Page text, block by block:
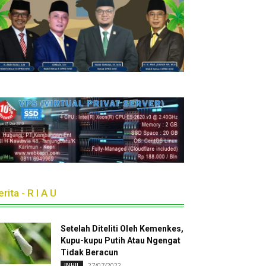
- R I A U
Setelah Diteliti Oleh Kemenkes,
Kupu-kupu Putih Atau Ngengat
Tidak Beracun